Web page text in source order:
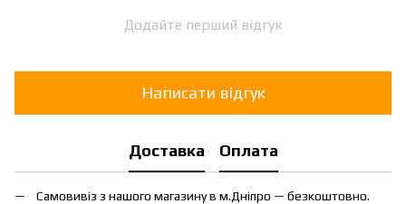
Додайте перший відгук
Написати відгук
Доставка Оплата
Самовивіз з нашого магазину в м.Дніпро — безкоштовно.